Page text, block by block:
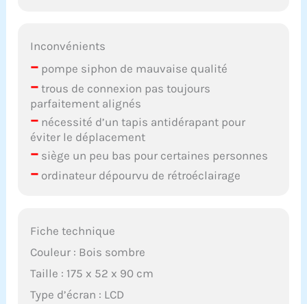
Inconvénients
– pompe siphon de mauvaise qualité
– trous de connexion pas toujours
parfaitement alignés
– nécessité d’un tapis antidérapant pour
éviter le déplacement
– siège un peu bas pour certaines personnes
– ordinateur dépourvu de rétroéclairage
Fiche technique
Couleur : Bois sombre
Taille : 175 x 52 x 90 cm
Type d’écran : LCD